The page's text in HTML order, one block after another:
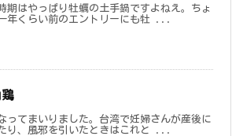
期はやっぱり牡蠣の土手鍋ですよねえ。ちょ
年くらい前のエントリーにも牡 ...
ってまいりました。台湾で妊婦さんが産後に
り、風邪を引いたときはこれと ...